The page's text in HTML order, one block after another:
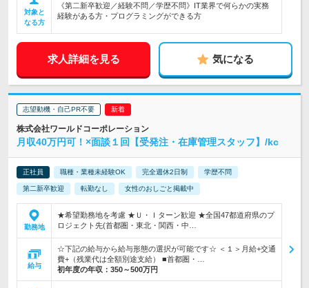
対象と
なる方
《第二新卒歓迎／経験不問／学歴不問》IT業界で何らかの実務
経験がある方・プログラミングができる方
求人詳細を見る 気になる
志望動機・自己PR不要
株式会社ワールドコーポレーション
月収40万円可！×面談１回【受発注・在庫管理スタッフ】/kc
正社員 職種・業種未経験OK 完全週休2日制 学歴不問
第二新卒歓迎 転勤なし 女性のおしごと掲載中
勤務地
★希望勤務地を考慮 ★Ｕ・Ｉターン歓迎 ★全国47都道府県のプ
ロジェクト先(首都圏・東北・関西・中…
給与
☆下記の給与から給与形態の選択が可能です☆ ＜１＞月給+交通
費+（残業代は全額別途支給） ■首都圏・…
初年度の年収： 350～500万円